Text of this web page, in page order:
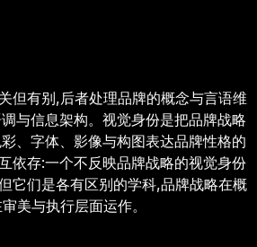
但有别,后者处理品牌的概念与言语维
与信息架构。视觉身份是把品牌战略
、字体、影像与构图表达品牌性格的
依存:一个不反映品牌战略的视觉身份
它们是各有区别的学科,品牌战略在概
美与执行层面运作。